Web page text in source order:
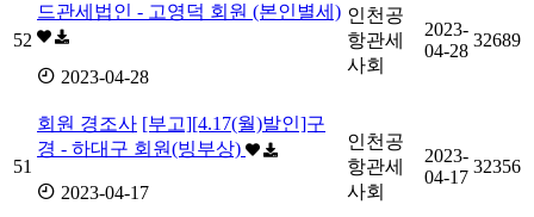
52
드관세법인 - 고영덕 회원 (본인별세)
2023-04-28
인천공
항관세
사회
2023-
04-28
32689
51
회원 경조사 [부고][4.17(월)발인]구
경 - 하대구 회원(빙부상)
2023-04-17
인천공
항관세
사회
2023-
04-17
32356